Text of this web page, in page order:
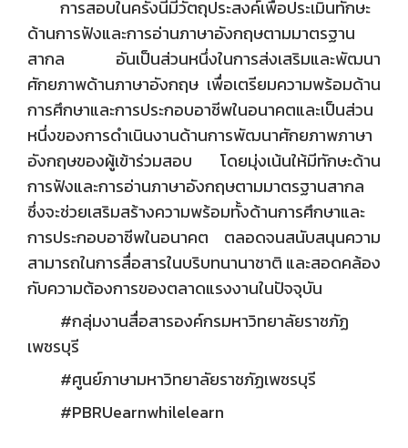
การสอบในครั้งนี้มีวัตถุประสงค์เพื่อประเมินทักษะ
ด้านการฟังและการอ่านภาษาอังกฤษตามมาตรฐาน
สากล อันเป็นส่วนหนึ่งในการส่งเสริมและพัฒนา
ศักยภาพด้านภาษาอังกฤษ เพื่อเตรียมความพร้อมด้าน
การศึกษาและการประกอบอาชีพในอนาคตและเป็นส่วน
หนึ่งของการดำเนินงานด้านการพัฒนาศักยภาพภาษา
อังกฤษของผู้เข้าร่วมสอบ โดยมุ่งเน้นให้มีทักษะด้าน
การฟังและการอ่านภาษาอังกฤษตามมาตรฐานสากล
ซึ่งจะช่วยเสริมสร้างความพร้อมทั้งด้านการศึกษาและ
การประกอบอาชีพในอนาคต ตลอดจนสนับสนุนความ
สามารถในการสื่อสารในบริบทนานาชาติ และสอดคล้อง
กับความต้องการของตลาดแรงงานในปัจจุบัน
#กลุ่มงานสื่อสารองค์กรมหาวิทยาลัยราชภัฏ
เพชรบุรี
#ศูนย์ภาษามหาวิทยาลัยราชภัฏเพชรบุรี
#PBRUearnwhilelearn